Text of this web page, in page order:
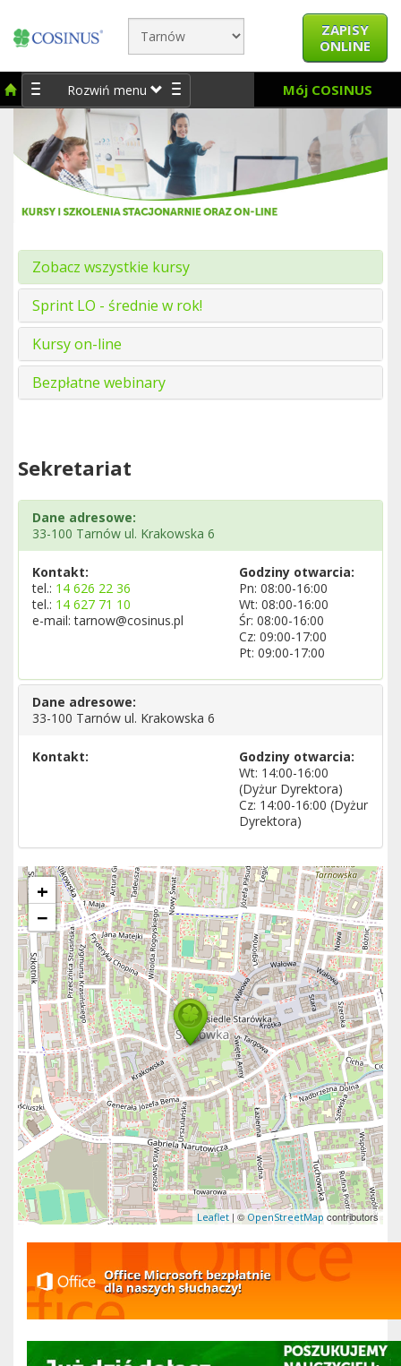
ZAPISY
ONLINE
Rozwiń menu Mój COSINUS
Zobacz wszystkie kursy
Sprint LO - średnie w rok!
Kursy on-line
Bezpłatne webinary
Sekretariat
Dane adresowe:
33-100 Tarnów ul. Krakowska 6
Kontakt:
tel.: 14 626 22 36
tel.: 14 627 71 10
e-mail: tarnow@cosinus.pl
Godziny otwarcia:
Pn: 08:00-16:00
Wt: 08:00-16:00
Śr: 08:00-16:00
Cz: 09:00-17:00
Pt: 09:00-17:00
Dane adresowe:
33-100 Tarnów ul. Krakowska 6
Kontakt:
Godziny otwarcia:
Wt: 14:00-16:00
(Dyżur Dyrektora)
Cz: 14:00-16:00 (Dyżur
Dyrektora)
+
−
Leaflet | ©OpenStreetMap contributors